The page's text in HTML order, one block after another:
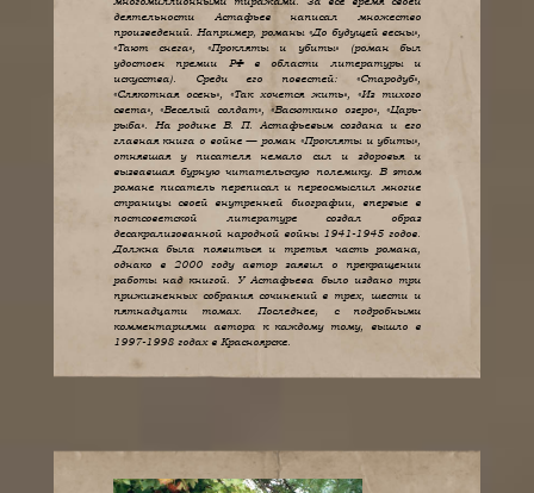
деятельности Астафьев написал множество
произведений. Например, романы «До будущей весны»,
«Тают снега», «Прокляты и убиты» (роман был
удостоен премии РФ в области литературы и
искусства). Среди его повестей: «Стародуб»,
«Слякотная осень», «Так хочется жить», «Из тихого
света», «Веселый солдат», «Васюткино озеро», «Царь-
рыба». На родине В. П. Астафьевым создана и его
главная книга о войне — роман «Прокляты и убиты»,
отнявшая у писателя немало сил и здоровья и
вызвавшая бурную читательскую полемику. В этом
романе писатель переписал и переосмыслил многие
страницы своей внутренней биографии, впервые в
постсоветской литературе создал образ
десакрализованной народной войны 1941-1945 годов.
Должна была появиться и третья часть романа,
однако в 2000 году автор заявил о прекращении
работы над книгой. У Астафьева было издано три
прижизненных собрания сочинений в трех, шести и
пятнадцати томах. Последнее, с подробными
комментариями автора к каждому тому, вышло в
1997-1998 годах в Красноярске.